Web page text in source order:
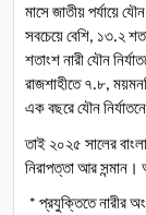
মাসেজাতীয়পর্যায়েযৌন
সবচেয়েবেশি, ১৩.২
শতাংশনারীযৌন
রাজশাহীতে ৭.৮,
একবছরেযৌন
তাই ২০২৫ সালের
নিরাপত্তাআরসন্মান।
* প্রযুক্তিতেনারীর